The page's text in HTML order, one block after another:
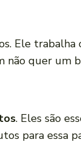
Ele
não quer um
. Eles são
para essa